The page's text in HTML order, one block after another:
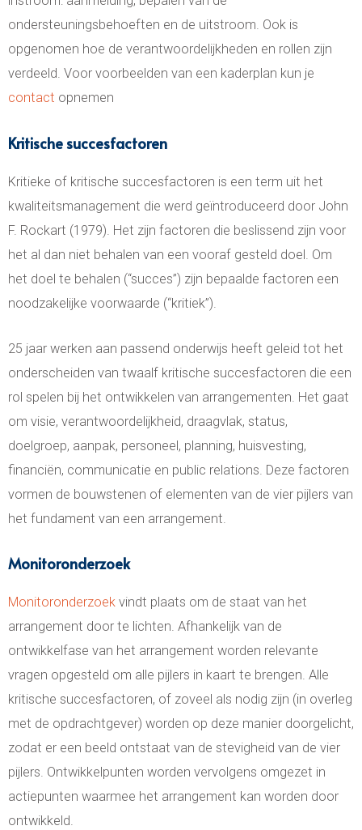
ondersteuningsbehoeften en de uitstroom. Ook is
opgenomen hoe de verantwoordelijkheden en rollen zijn
verdeeld. Voor voorbeelden van een kaderplan kun je
contact opnemen
Kritische succesfactoren
Kritieke of kritische succesfactoren is een term uit het
kwaliteitsmanagement die werd geïntroduceerd door John
F. Rockart (1979). Het zijn factoren die beslissend zijn voor
het al dan niet behalen van een vooraf gesteld doel. Om
het doel te behalen (“succes”) zijn bepaalde factoren een
noodzakelijke voorwaarde (“kritiek”).
25 jaar werken aan passend onderwijs heeft geleid tot het
onderscheiden van twaalf kritische succesfactoren die een
rol spelen bij het ontwikkelen van arrangementen. Het gaat
om visie, verantwoordelijkheid, draagvlak, status,
doelgroep, aanpak, personeel, planning, huisvesting,
financiën, communicatie en public relations. Deze factoren
vormen de bouwstenen of elementen van de vier pijlers van
het fundament van een arrangement.
Monitoronderzoek
Monitoronderzoek vindt plaats om de staat van het
arrangement door te lichten. Afhankelijk van de
ontwikkelfase van het arrangement worden relevante
vragen opgesteld om alle pijlers in kaart te brengen. Alle
kritische succesfactoren, of zoveel als nodig zijn (in overleg
met de opdrachtgever) worden op deze manier doorgelicht,
zodat er een beeld ontstaat van de stevigheid van de vier
pijlers. Ontwikkelpunten worden vervolgens omgezet in
actiepunten waarmee het arrangement kan worden door
ontwikkeld.